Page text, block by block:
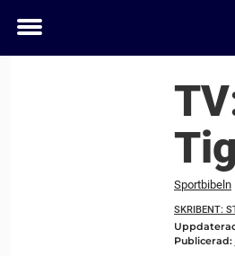
Toggle
Sportbibeln
SKRIBENT:
Publicerad: